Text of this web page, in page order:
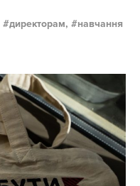
директорам,
навчання